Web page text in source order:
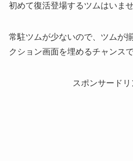
初めて復活登場するツムはいませ
常駐ツムが少ないので、ツムが
クション画面を埋めるチャンスで
スポンサードリ